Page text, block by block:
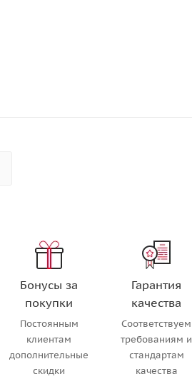
Бонусы за
покупки
Постоянным
клиентам
дополнительные
скидки
Гарантия
качества
Соответствуем
требованиям и
стандартам
качества